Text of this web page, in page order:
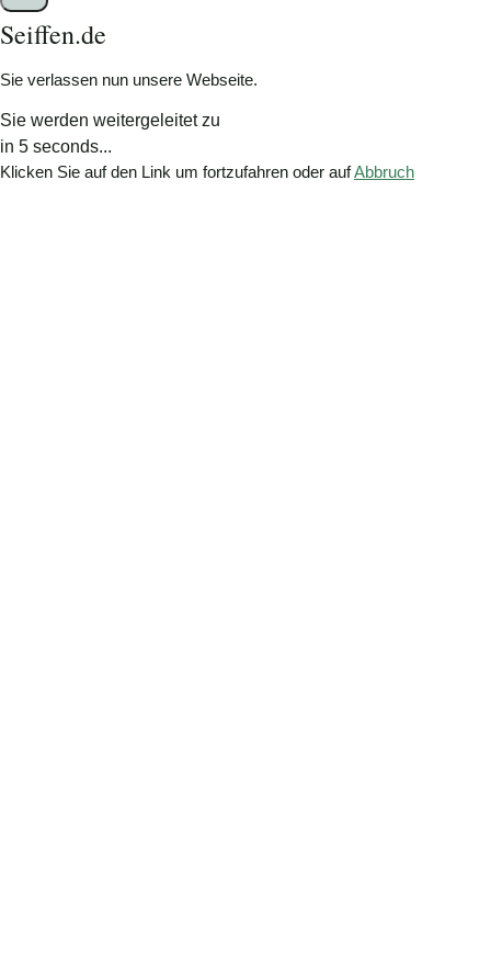
Schließen
Seiffen.de
Sie verlassen nun unsere Webseite.
Sie werden weitergeleitet zu
in 5 seconds...
Klicken Sie auf den Link um fortzufahren oder aufAbbruch